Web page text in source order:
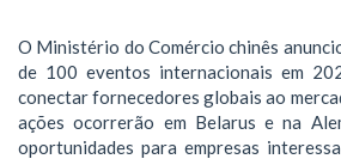
O Ministério do Comércio chinês
de 100 eventos internacionais em
conectar fornecedores globais ao
ações ocorrerão em Belarus e na
oportunidades para empresas